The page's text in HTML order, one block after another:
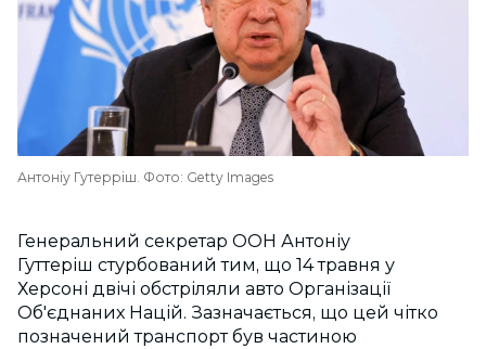
Антоніу Гутерріш. Фото: Getty Images
Генеральний секретар ООН Антоніу
Гуттеріш стурбований тим, що 14 травня у
Херсоні двічі обстріляли авто Організації
Об'єднаних Націй. Зазначається, що цей чітко
позначений транспорт був частиною